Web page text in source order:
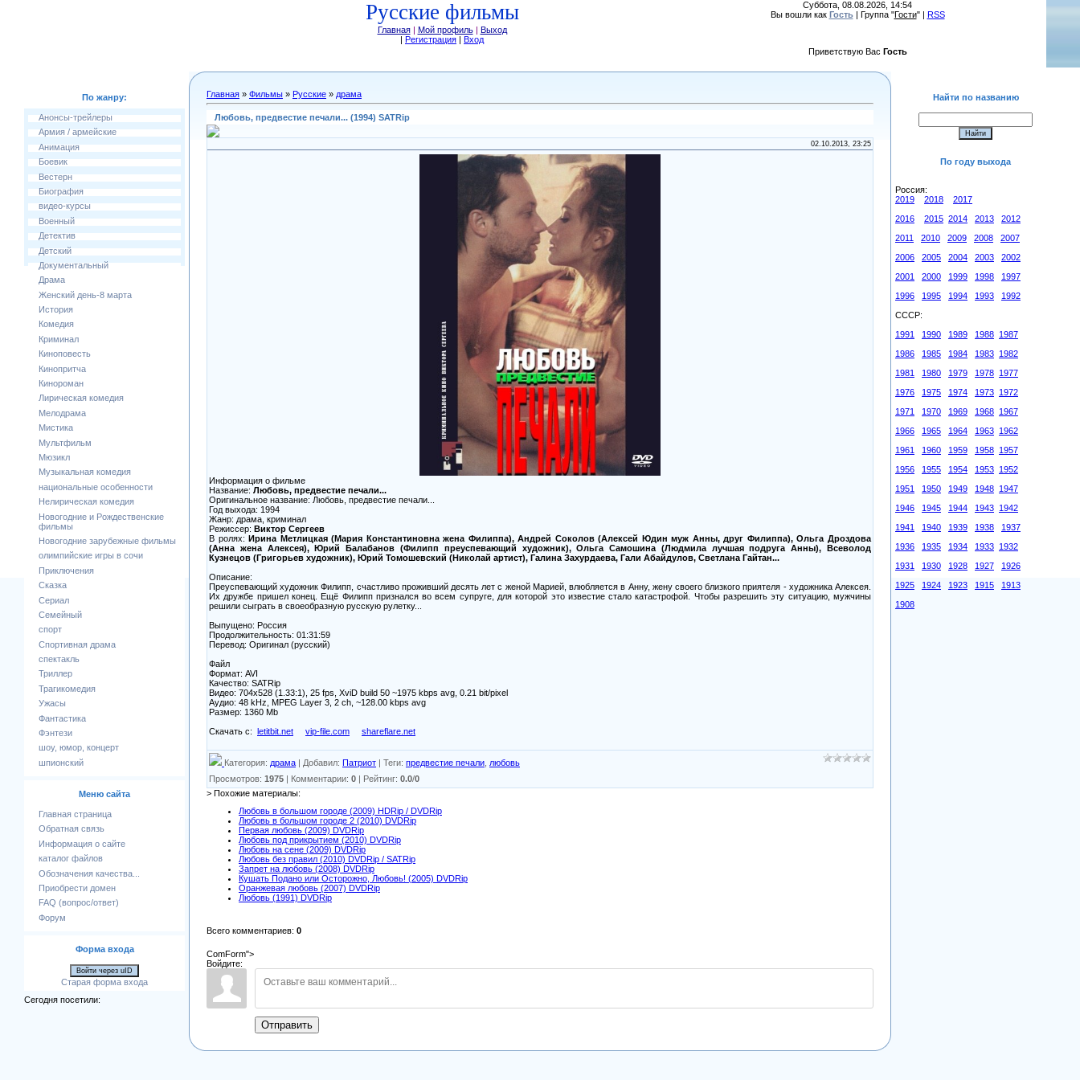
Русские фильмы
Главная| Мой профиль| Выход
| Регистрация | Вход
Суббота, 08.08.2026, 14:54
Вы вошли как Гость| Группа "Гости" | RSS
Приветствую Вас Гость
По жанру:
Анонсы-трейлеры
Армия / армейские
Анимация
Боевик
Вестерн
Биография
видео-курсы
Военный
Детектив
Детский
Документальный
Драма
Женский день-8 марта
История
Комедия
Криминал
Киноповесть
Кинопритча
Кинороман
Лирическая комедия
Мелодрама
Мистика
Мультфильм
Мюзикл
Музыкальная комедия
национальные особенности
Нелирическая комедия
Новогодние и Рождественские
фильмы
Новогодние зарубежные фильмы
олимпийские игры в сочи
Приключения
Сказка
Сериал
Семейный
спорт
Спортивная драма
спектакль
Триллер
Трагикомедия
Ужасы
Фантастика
Фэнтези
шоу, юмор, концерт
шпионский
Меню сайта
Главная страница
Обратная связь
Информация о сайте
каталог файлов
Обозначения качества...
Приобрести домен
FAQ (вопрос/ответ)
Форум
Форма входа
Войти через uID
Старая форма входа
Сегодня посетили:
Главная » Фильмы » Русские » драма
Любовь, предвестие печали... (1994) SATRip
02.10.2013, 23:25
Информация о фильме
Название: Любовь, предвестие печали...
Оригинальное название: Любовь, предвестие печали...
Год выхода: 1994
Жанр: драма, криминал
Режиссер: Виктор Сергеев
В ролях:Ирина Метлицкая (Мария Константиновна жена Филиппа), Андрей Соколов (Алексей Юдин муж Анны, друг Филиппа), Ольга Дроздова
(Анна жена Алексея), Юрий Балабанов (Филипп преуспевающий художник), Ольга Самошина (Людмила лучшая подруга Анны), Всеволод
Кузнецов (Григорьев художник), Юрий Томошевский (Николай артист), Галина Захурдаева, Гали Абайдулов, Светлана Гайтан...
Описание:
Преуспевающий художник Филипп, счастливо проживший десять лет с женой Марией, влюбляется в Анну, жену своего близкого приятеля - художника Алексея.
Их дружбе пришел конец. Ещё Филипп признался во всем супруге, для которой это известие стало катастрофой. Чтобы разрешить эту ситуацию, мужчины
решили сыграть в своеобразную русскую рулетку...
Выпущено: Россия
Продолжительность: 01:31:59
Перевод: Оригинал (русский)
Файл
Формат: AVI
Качество: SATRip
Видео: 704x528 (1.33:1), 25 fps, XviD build 50 ~1975 kbps avg, 0.21 bit/pixel
Аудио: 48 kHz, MPEG Layer 3, 2 ch, ~128.00 kbps avg
Размер: 1360 Mb
Скачать с: letitbit.net vip-file.com shareflare.net
Категория: драма | Добавил: Патриот | Теги: предвестие печали любовь
Просмотров: 1975 | Комментарии: 0 | Рейтинг: 0.0/0
> Похожие материалы:
Любовь в большом городе (2009) HDRip / DVDRip
Любовь в большом городе 2 (2010) DVDRip
Первая любовь (2009) DVDRip
Любовь под прикрытием (2010) DVDRip
Любовь на сене (2009) DVDRip
Любовь без правил (2010) DVDRip / SATRip
Запрет на любовь (2008) DVDRip
Кушать Подано или Осторожно, Любовь! (2005) DVDRip
Оранжевая любовь (2007) DVDRip
Любовь (1991) DVDRip
Всего комментариев: 0
ComForm">
Войдите:
Отправить
Найти по названию
По году выхода
Россия:
2019
2018
2017
2016
2015 2014 2013
2012
2011
2010 2009 2008
2007
2006
2005 2004 2003
2002
2001
2000 1999 1998
1997
1996
1995 1994 1993
1992
СССР:
1991
1990 1989 1988 1987
1986
1985 1984 1983 1982
1981
1980 1979 1978 1977
1976
1975 1974 1973 1972
1971
1970 1969 1968 1967
1966
1965 1964 1963 1962
1961
1960 1959 1958 1957
1956
1955 1954 1953 1952
1951
1950 1949 1948 1947
1946
1945 1944 1943 1942
1941
1940 1939 1938
1937
1936
1935 1934 1933 1932
1931
1930 1928 1927
1926
1925
1924 1923 1915
1913
1908